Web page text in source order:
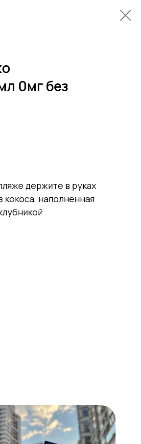
0мг без
держите в руках
кокоса, наполненная